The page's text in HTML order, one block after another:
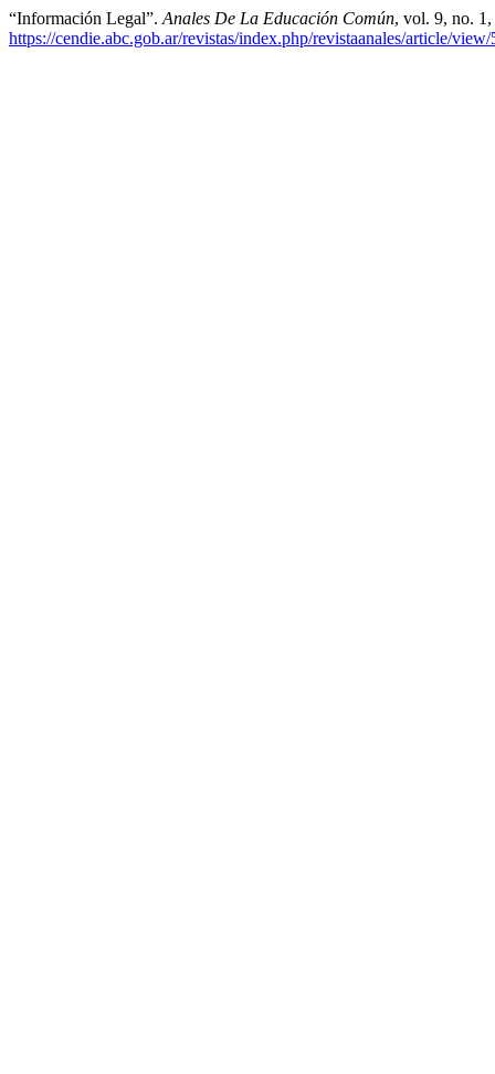
“Información Legal”. Anales De La Educación Común, vol. 9, no.
https://cendie.abc.gob.ar/revistas/index.php/revistaanales/article/view/